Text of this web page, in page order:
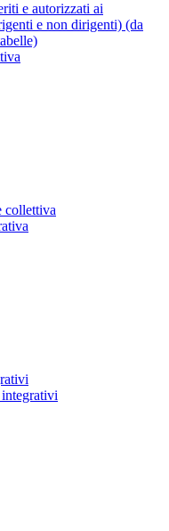
e autorizzati ai
e non dirigenti) (da
collettiva